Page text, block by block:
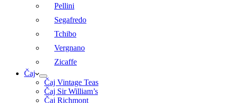
Pellini
Segafredo
Tchibo
Vergnano
Zicaffe
Čaj
Čaj Vintage Teas
Čaj Sir William’s
Čaj Richmont